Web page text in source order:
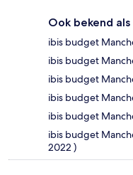
Ook bekend als
ibis budget
ibis budget
ibis budget
ibis budget
ibis budget
ibis budget
2022 )